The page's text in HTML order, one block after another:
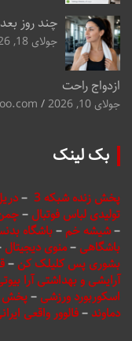
چند روز
جولای 18, 2026
ازدواج راحت
جولای 10, 2026
بک لینک
پخش زنده شبکه 3 –
تولیدی لباس فوتبال –
–شیشه خم–باشگاه
باشگاهی –منوی دیجیتال
بشوری پس کلیلک کن –
آرایشی و بهداشتی آرا
اسکوربورد ورزشی –پخش
دماوند–فالوور واقعی